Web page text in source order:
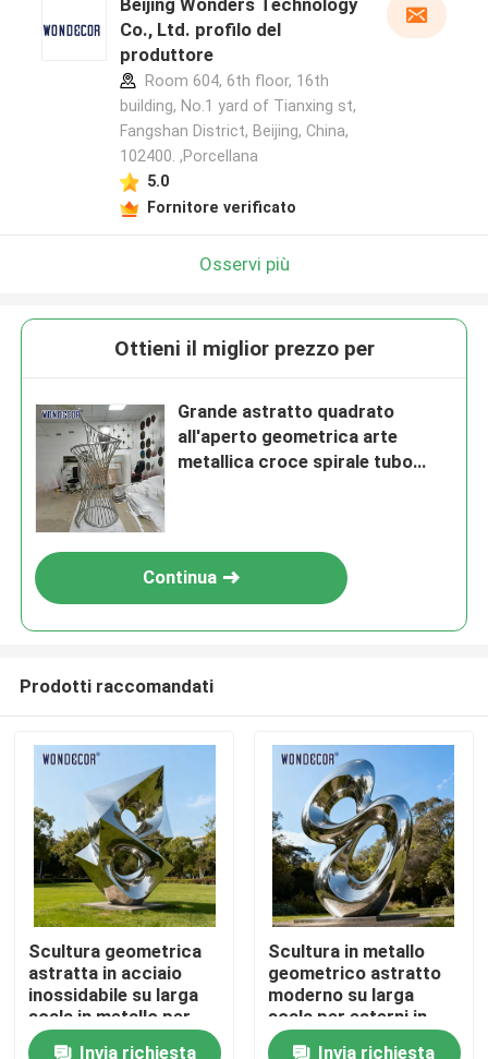
Casa
Prodotti
Chi siamo
Beijing Wonders Technology
Co., Ltd. profilo del
produttore
Room 604, 6th floor, 16th
building, No.1 yard of Tianxing st,
Fangshan District, Beijing, China,
102400. ,Porcellana
5.0
Fornitore verificato
Osservi più
Ottieni il miglior prezzo per
Grande astratto quadrato
all'aperto geometrica arte
metallica croce spirale tubo
Continua
Prodotti raccomandati
Scultura geometrica
astratta in acciaio
inossidabile su larga
scala in metallo per
parchi all&#39;aperto
Invia richiesta
Scultura in metallo
geometrico astratto
moderno su larga
scala per esterni in
acciaio inossidabile
Invia richiesta